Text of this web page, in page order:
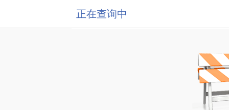
正在查询中